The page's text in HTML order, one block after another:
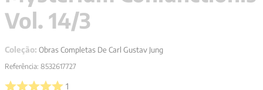
Vol. 14/3
Coleção: Obras Completas De Carl Gustav Jung
Referência: 8532617727
1
5º byung chul han
7